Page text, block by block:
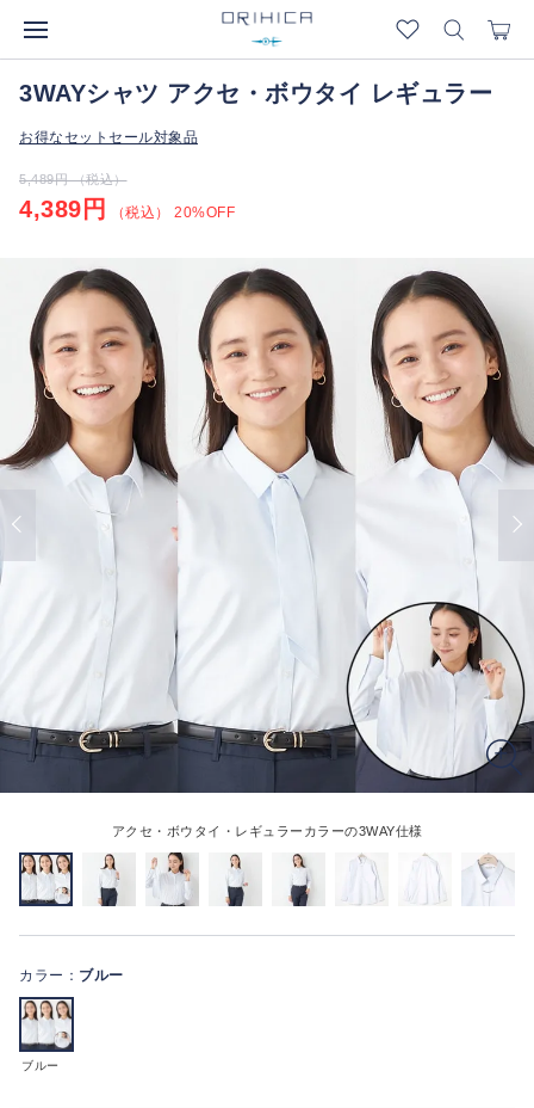
3WAYシャツ アクセ・ボウタイ レギュラー
お得なセットセール対象品
5,489円 （税込）
4,389円 （税込） 20%OFF
アクセ・ボウタイ・レギュラーカラーの3WAY仕様
カラー： ブルー
ブルー